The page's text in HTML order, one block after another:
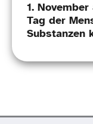
1.
Tag der
Substanzen